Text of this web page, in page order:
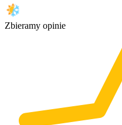
Zbieramy opinie